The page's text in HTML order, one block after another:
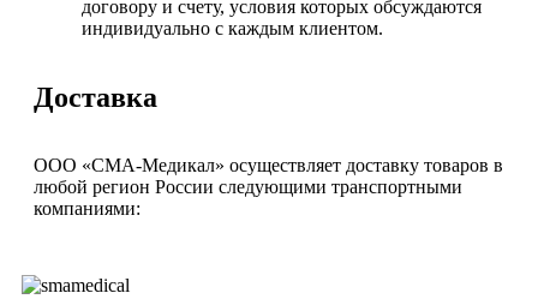
договору и счету, условия которых обсуждаются
индивидуально с каждым клиентом.
Доставка
ООО «СМА-Медикал» осуществляет доставку товаров в
любой регион России следующими транспортными
компаниями: